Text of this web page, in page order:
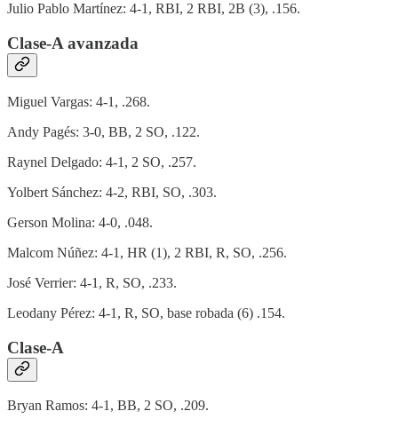
Julio Pablo Martínez: 4-1, RBI, 2 RBI, 2B (3), .156.
Clase-A avanzada
Miguel Vargas: 4-1, .268.
Andy Pagés: 3-0, BB, 2 SO, .122.
Raynel Delgado: 4-1, 2 SO, .257.
Yolbert Sánchez: 4-2, RBI, SO, .303.
Gerson Molina: 4-0, .048.
Malcom Núñez: 4-1, HR (1), 2 RBI, R, SO, .256.
José Verrier: 4-1, R, SO, .233.
Leodany Pérez: 4-1, R, SO, base robada (6) .154.
Clase-A
Bryan Ramos: 4-1, BB, 2 SO, .209.